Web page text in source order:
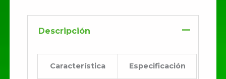
Descripción
Característica Especificación